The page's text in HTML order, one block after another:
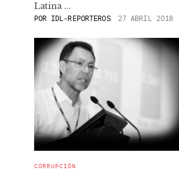
Latina ...
POR IDL-REPORTEROS 27 ABRIL 2018
CORRUPCIÓN